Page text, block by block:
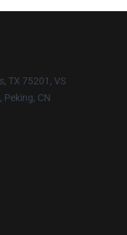
TX 75201, VS
Peking, CN